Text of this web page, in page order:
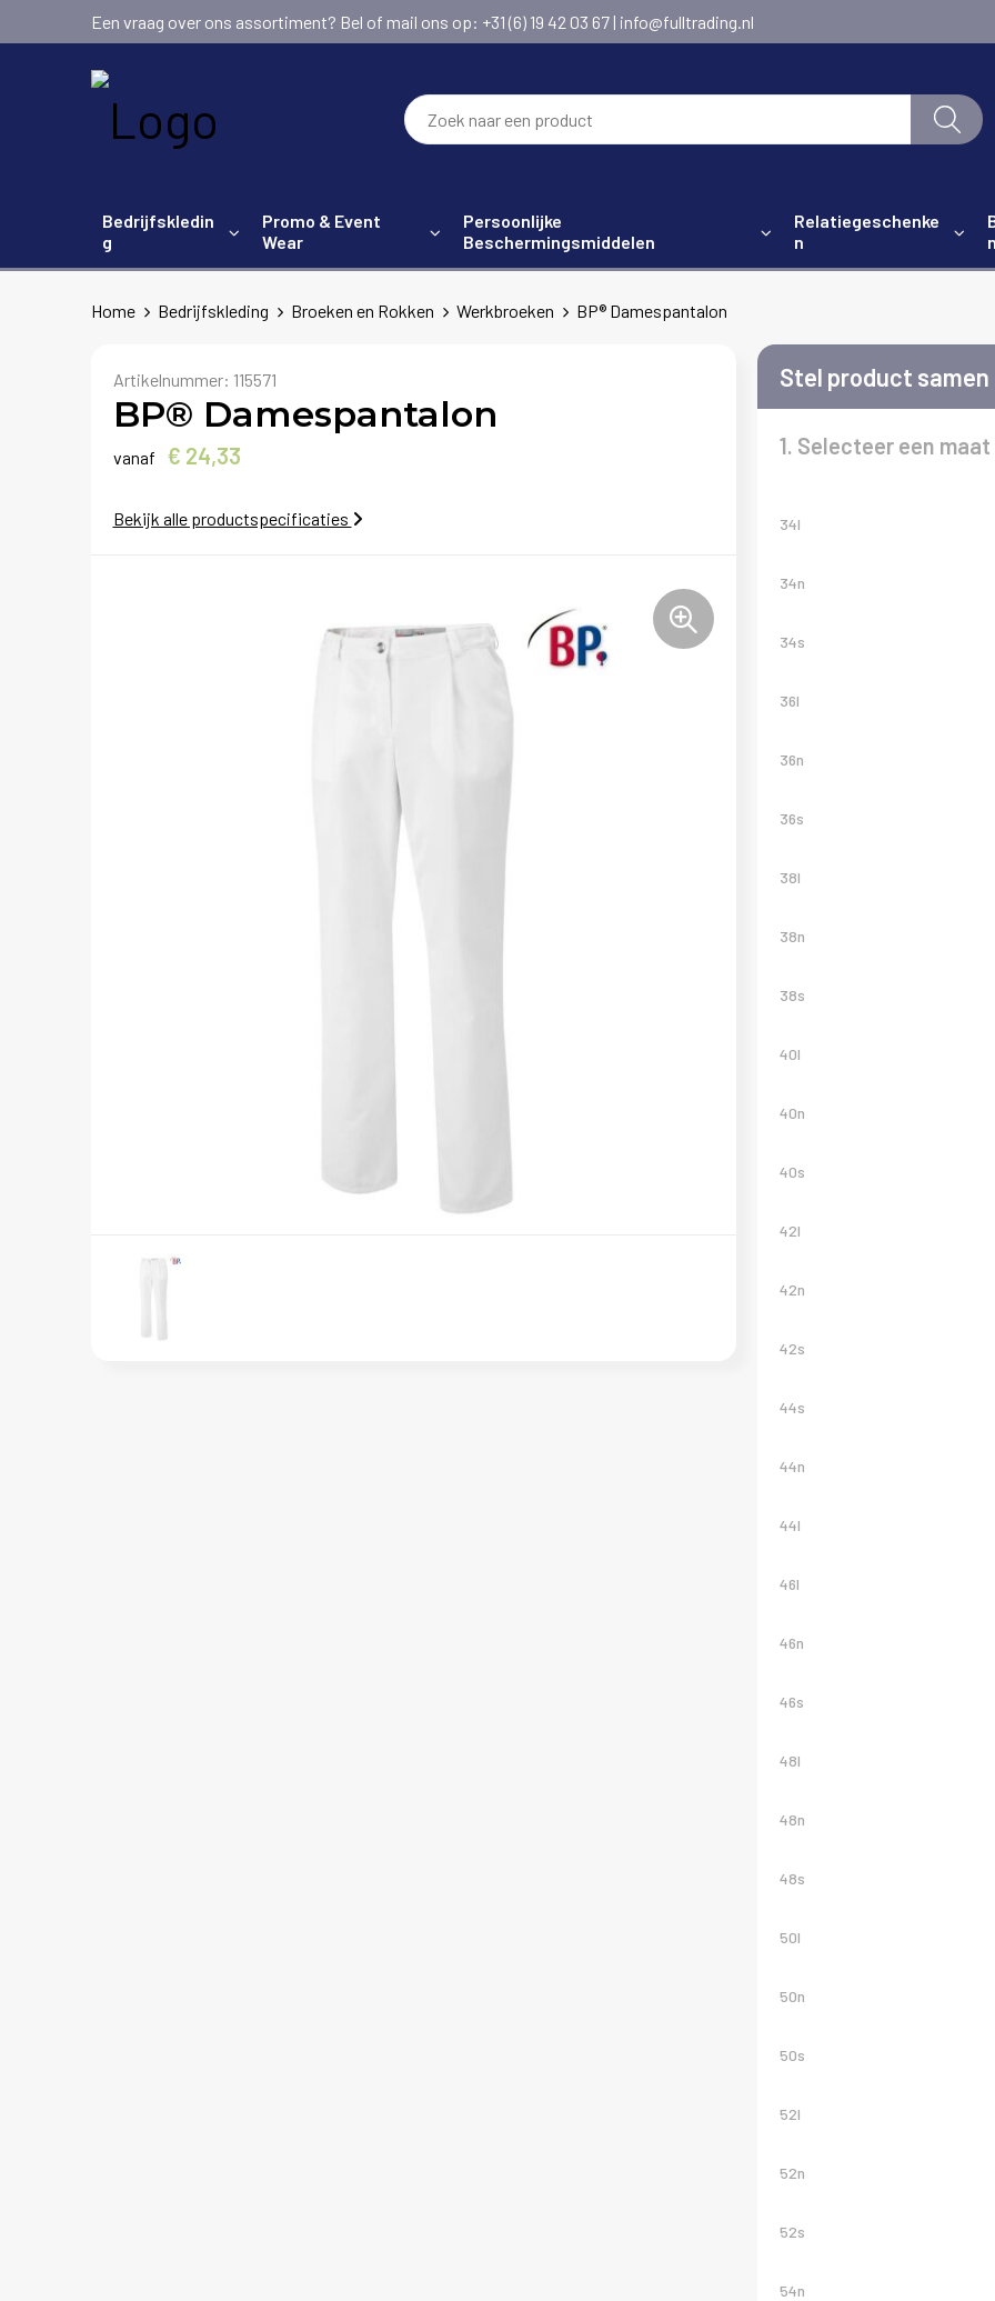
Een vraag over ons assortiment? Bel of mail ons op: +31 (6) 19 42 03 67 | info@fulltrading.nl
Bedrijfskledin
g
Promo & Event
Wear
Persoonlijke
Beschermingsmiddelen
Relatiegeschenke
n
n
Home Bedrijfskleding Broeken en Rokken Werkbroeken BP® Damespantalon
Artikelnummer: 115571
BP® Damespantalon
vanaf € 24,33
Bekijk alle productspecificaties
Stel product samen
1. Selecteer een maat
34l
34n
34s
36l
36n
36s
38l
38n
38s
40l
40n
40s
42l
42n
42s
44s
44n
44l
46l
46n
46s
48l
48n
48s
50l
50n
50s
52l
52n
52s
54n